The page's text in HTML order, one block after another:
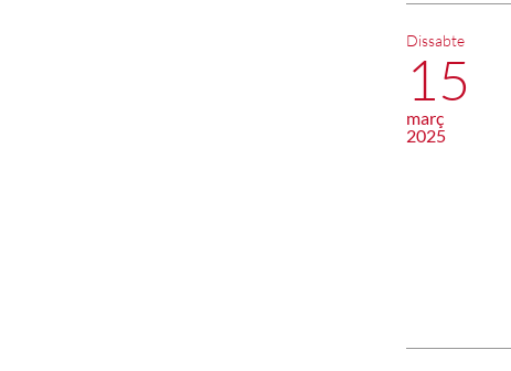
Dissabte
15
març
2025